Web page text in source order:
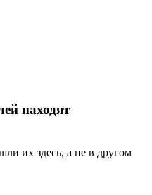
находят
их здесь, а не в другом